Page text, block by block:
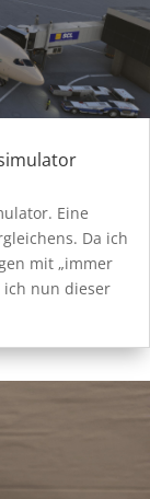
Eine
Da ich
mit „immer
ich nun dieser